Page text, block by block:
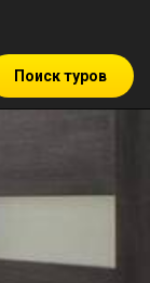
Поиск туров